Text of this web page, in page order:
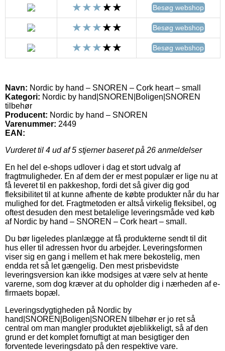
Besøg webshop
Besøg webshop
Besøg webshop
Navn: Nordic by hand – SNOREN – Cork heart – small
Kategori: Nordic by hand|SNOREN|Boligen|SNOREN
tilbehør
Producent: Nordic by hand – SNOREN
Varenummer: 2449
EAN:
Vurderet til 4 ud af 5 stjerner baseret på 26 anmeldelser
En hel del e-shops udlover i dag et stort udvalg af
fragtmuligheder. En af dem der er mest populær er lige nu at
få leveret til en pakkeshop, fordi det så giver dig god
fleksibilitet til at kunne afhente de købte produkter når du har
mulighed for det. Fragtmetoden er altså virkelig fleksibel, og
oftest desuden den mest betalelige leveringsmåde ved køb
af Nordic by hand – SNOREN – Cork heart – small.
Du bør ligeledes planlægge at få produkterne sendt til dit
hus eller til adressen hvor du arbejder. Leveringsformen
viser sig en gang i mellem et hak mere bekostelig, men
endda ret så let gængelig. Den mest prisbevidste
leveringsversion kan ikke modsiges at være selv at hente
varerne, som dog kræver at du opholder dig i nærheden af e-
firmaets bopæl.
Leveringsdygtigheden på Nordic by
hand|SNOREN|Boligen|SNOREN tilbehør er jo ret så
central om man mangler produktet øjeblikkeligt, så af den
grund er det komplet fornuftigt at man besigtiger den
forventede leveringsdato på den respektive vare.